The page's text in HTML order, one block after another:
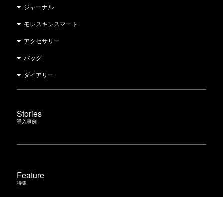
ジャーナル
モレスキンスマート
アクセサリー
バッグ
ダイアリー
Stories
導入事例
Feature
特集